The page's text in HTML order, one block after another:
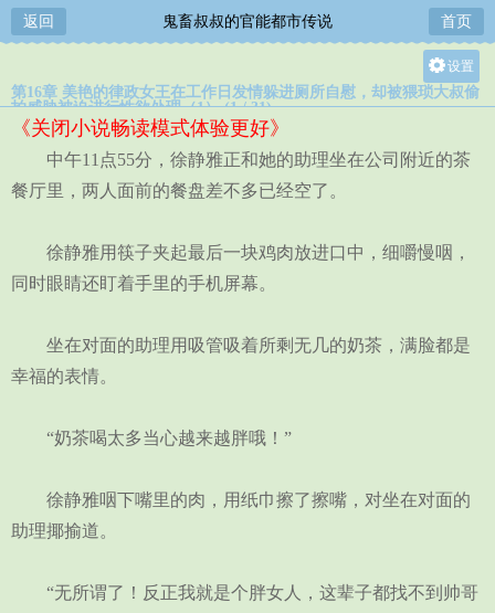
返回 鬼畜叔叔的官能都市传说 首页
设置
关灯
中
第16章 美艳的律政女王在工作日发情躲进厕所自慰，却被猥琐大叔偷
拍威胁被迫进行性欲处理（1） (1 / 31)
《关闭小说畅读模式体验更好》
中午11点55分，徐静雅正和她的助理坐在公司附近的茶
餐厅里，两人面前的餐盘差不多已经空了。
徐静雅用筷子夹起最后一块鸡肉放进口中，细嚼慢咽，
同时眼睛还盯着手里的手机屏幕。
坐在对面的助理用吸管吸着所剩无几的奶茶，满脸都是
幸福的表情。
“奶茶喝太多当心越来越胖哦！”
徐静雅咽下嘴里的肉，用纸巾擦了擦嘴，对坐在对面的
助理揶揄道。
“无所谓了！反正我就是个胖女人，这辈子都找不到帅哥